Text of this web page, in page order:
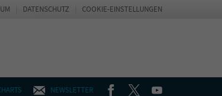
NEWSLETTER FACEBOOKTWITTERYOUTUBE
DATENSCHUTZ COOKIE-EINSTELLUNGEN